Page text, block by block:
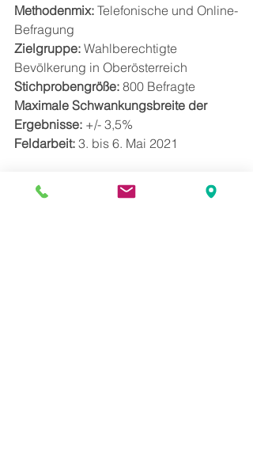
Methodenmix: Telefonische und Online-
Befragung
Zielgruppe: Wahlberechtigte
Bevölkerung in Oberösterreich
Stichprobengröße: 800 Befragte
Maximale Schwankungsbreite der
Ergebnisse: +/- 3,5%
Feldarbeit: 3. bis 6. Mai 2021